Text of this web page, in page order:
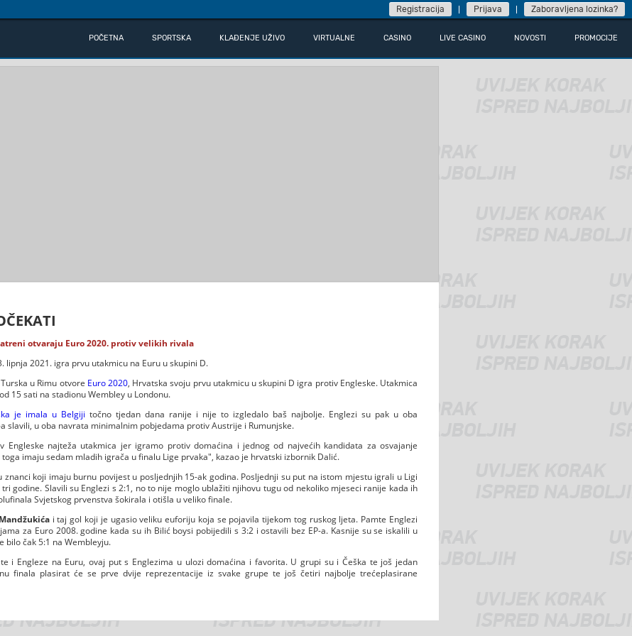
Registracija Prijava Zaboravljena lozinka?
POČETNA SPORTSKA KLAĐENJE UŽIVO VIRTUALNE CASINO LIVE CASINO NOVOSTI PROMOCIJE
Vatreni otvaraju Euro 2020. protiv velikih rivala
lipnja 2021. igra prvu utakmicu na Euru u skupini D.
u Rimu otvore Euro 2020, Hrvatska svoju prvu utakmicu u skupini D igra protiv Engleske. Utakmica
15 sati na stadionu Wembley u Londonu.
je imala u Belgiji točno tjedan dana ranije i nije to izgledalo baš najbolje. Englezi su pak u oba
slavili, u oba navrata minimalnim pobjedama protiv Austrije i Rumunjske.
Engleske najteža utakmica jer igramo protiv domaćina i jednog od najvećih kandidata za osvajanje
imaju sedam mladih igrača u finalu Lige prvaka", kazao je hrvatski izbornik Dalić.
znanci koji imaju burnu povijest u posljednjih 15-ak godina. Posljednji su put na istom mjestu igrali u Ligi
godine. Slavili su Englezi s 2:1, no to nije moglo ublažiti njihovu tugu od nekoliko mjeseci ranije kada ih
Svjetskog prvenstva šokirala i otišla u veliko finale.
i taj gol koji je ugasio veliku euforiju koja se pojavila tijekom tog ruskog ljeta. Pamte Englezi
za Euro 2008. godine kada su ih Bilić boysi pobijedili s 3:2 i ostavili bez EP-a. Kasnije su se iskalili u
bilo čak 5:1 na Wembleyju.
i Engleze na Euru, ovaj put s Englezima u ulozi domaćina i favorita. U grupi su i Češka te još jedan
finala plasirat će se prve dvije reprezentacije iz svake grupe te još četiri najbolje trećeplasirane